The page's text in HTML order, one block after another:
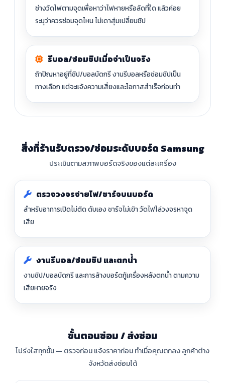
ช่างวัดไฟตามจุดเพื่อหาว่าไฟหายหรือลัดที่ใด แล้วค่อย
ระบุว่าควรซ่อมจุดไหน ไม่เดาสุ่มเปลี่ยนชิป
รีบอล/ซ่อมชิปเมื่อจำเป็นจริง
ถ้าปัญหาอยู่ที่ชิป/บอลบัดกรี งานรีบอลหรือซ่อมชิปเป็น
ทางเลือก แต่จะแจ้งความเสี่ยงและโอกาสสำเร็จก่อนทำ
สิ่งที่ร้านรับตรวจ/ซ่อมระดับบอร์ด Samsung
ประเมินตามสภาพบอร์ดจริงของแต่ละเครื่อง
ตรวจวงจรจ่ายไฟ/ชาร์จบนบอร์ด
สำหรับอาการเปิดไม่ติด ดับเอง ชาร์จไม่เข้า วัดไฟไล่วงจรหาจุด
เสีย
งานรีบอล/ซ่อมชิป และตกน้ำ
งานชิป/บอลบัดกรี และการล้างบอร์ดกู้เครื่องหลังตกน้ำ ตามความ
เสียหายจริง
ขั้นตอนซ่อม / ส่งซ่อม
โปร่งใสทุกขั้น — ตรวจก่อน แจ้งราคาก่อน ทำเมื่อคุณตกลง ลูกค้าต่าง
จังหวัดส่งซ่อมได้